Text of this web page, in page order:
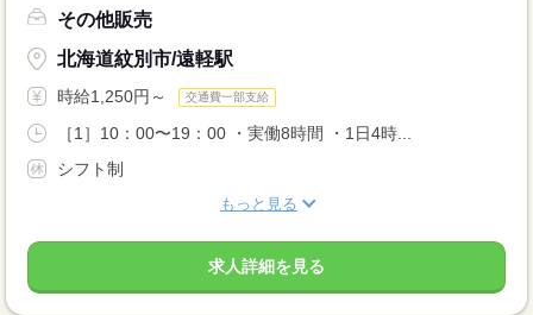
その他販売
北海道紋別市/遠軽駅
時給1,250円～ 交通費一部支給
［1］10：00〜19：00 ・実働8時間 ・1日4時...
シフト制
もっと見る
求人詳細を見る